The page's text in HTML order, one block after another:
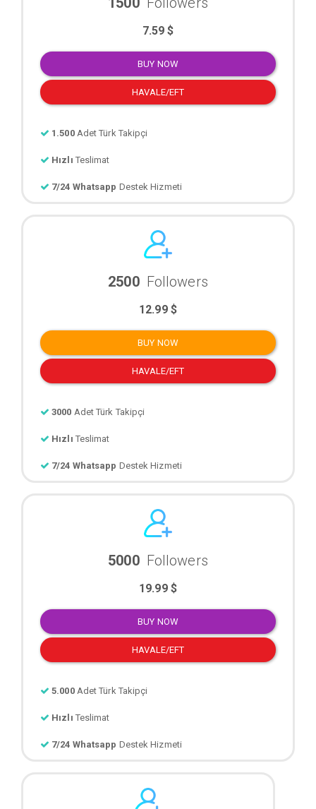
7.59 $
BUY NOW
HAVALE/EFT
1.500 Adet Türk Takipçi
Hızlı Teslimat
7/24 Whatsapp Destek Hizmeti
2500 Followers
12.99 $
BUY NOW
HAVALE/EFT
3000 Adet Türk Takipçi
Hızlı Teslimat
7/24 Whatsapp Destek Hizmeti
5000 Followers
19.99 $
BUY NOW
HAVALE/EFT
5.000 Adet Türk Takipçi
Hızlı Teslimat
7/24 Whatsapp Destek Hizmeti